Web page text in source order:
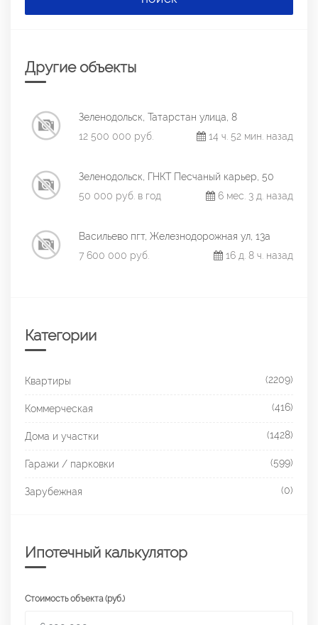
Другие объекты
Зеленодольск, Татарстан улица, 8
12 500 000 руб.
14 ч. 52 мин. назад
Зеленодольск, ГНКТ Песчаный карьер, 50
50 000 руб. в год
6 мес. 3 д. назад
Васильево пгт, Железнодорожная ул, 13а
7 600 000 руб.
16 д. 8 ч. назад
Категории
Квартиры (2209)
Коммерческая (416)
Дома и участки (1428)
Гаражи / парковки (599)
Зарубежная (0)
Ипотечный калькулятор
Стоимость объекта (руб.)